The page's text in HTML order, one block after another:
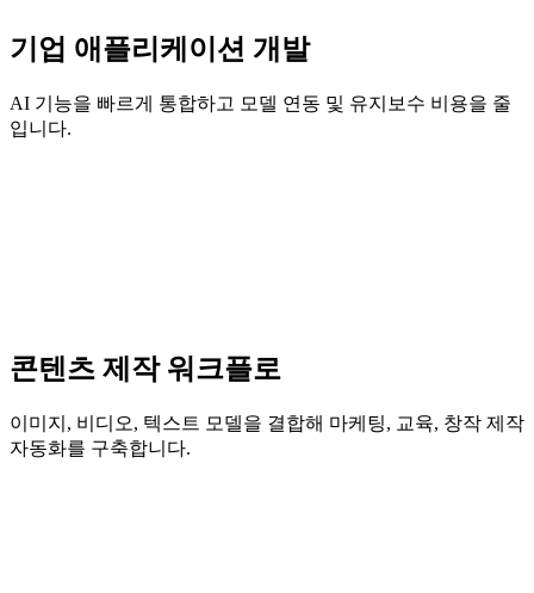
기업 애플리케이션 개발
AI 기능을 빠르게 통합하고 모델 연동 및 유지보수 비용을 줄
입니다.
콘텐츠 제작 워크플로
이미지, 비디오, 텍스트 모델을 결합해 마케팅, 교육, 창작 제작
자동화를 구축합니다.